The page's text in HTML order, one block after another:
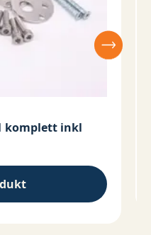
komplett inkl